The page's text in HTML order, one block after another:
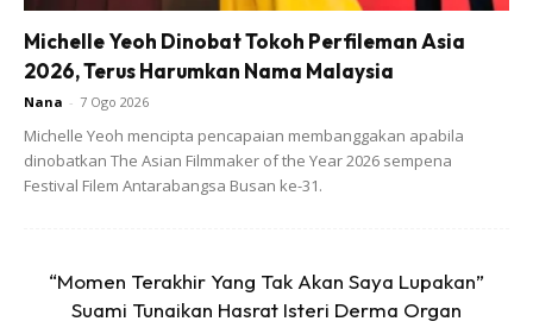
View this post on Instagram
Michelle Yeoh Dinobat Tokoh Perfileman Asia
2026, Terus Harumkan Nama Malaysia
Nana - 7 Ogo 2026
Michelle Yeoh mencipta pencapaian membanggakan apabila
dinobatkan The Asian Filmmaker of the Year 2026 sempena
Festival Filem Antarabangsa Busan ke-31.
“Momen Terakhir Yang Tak Akan Saya Lupakan”
Suami Tunaikan Hasrat Isteri Derma Organ